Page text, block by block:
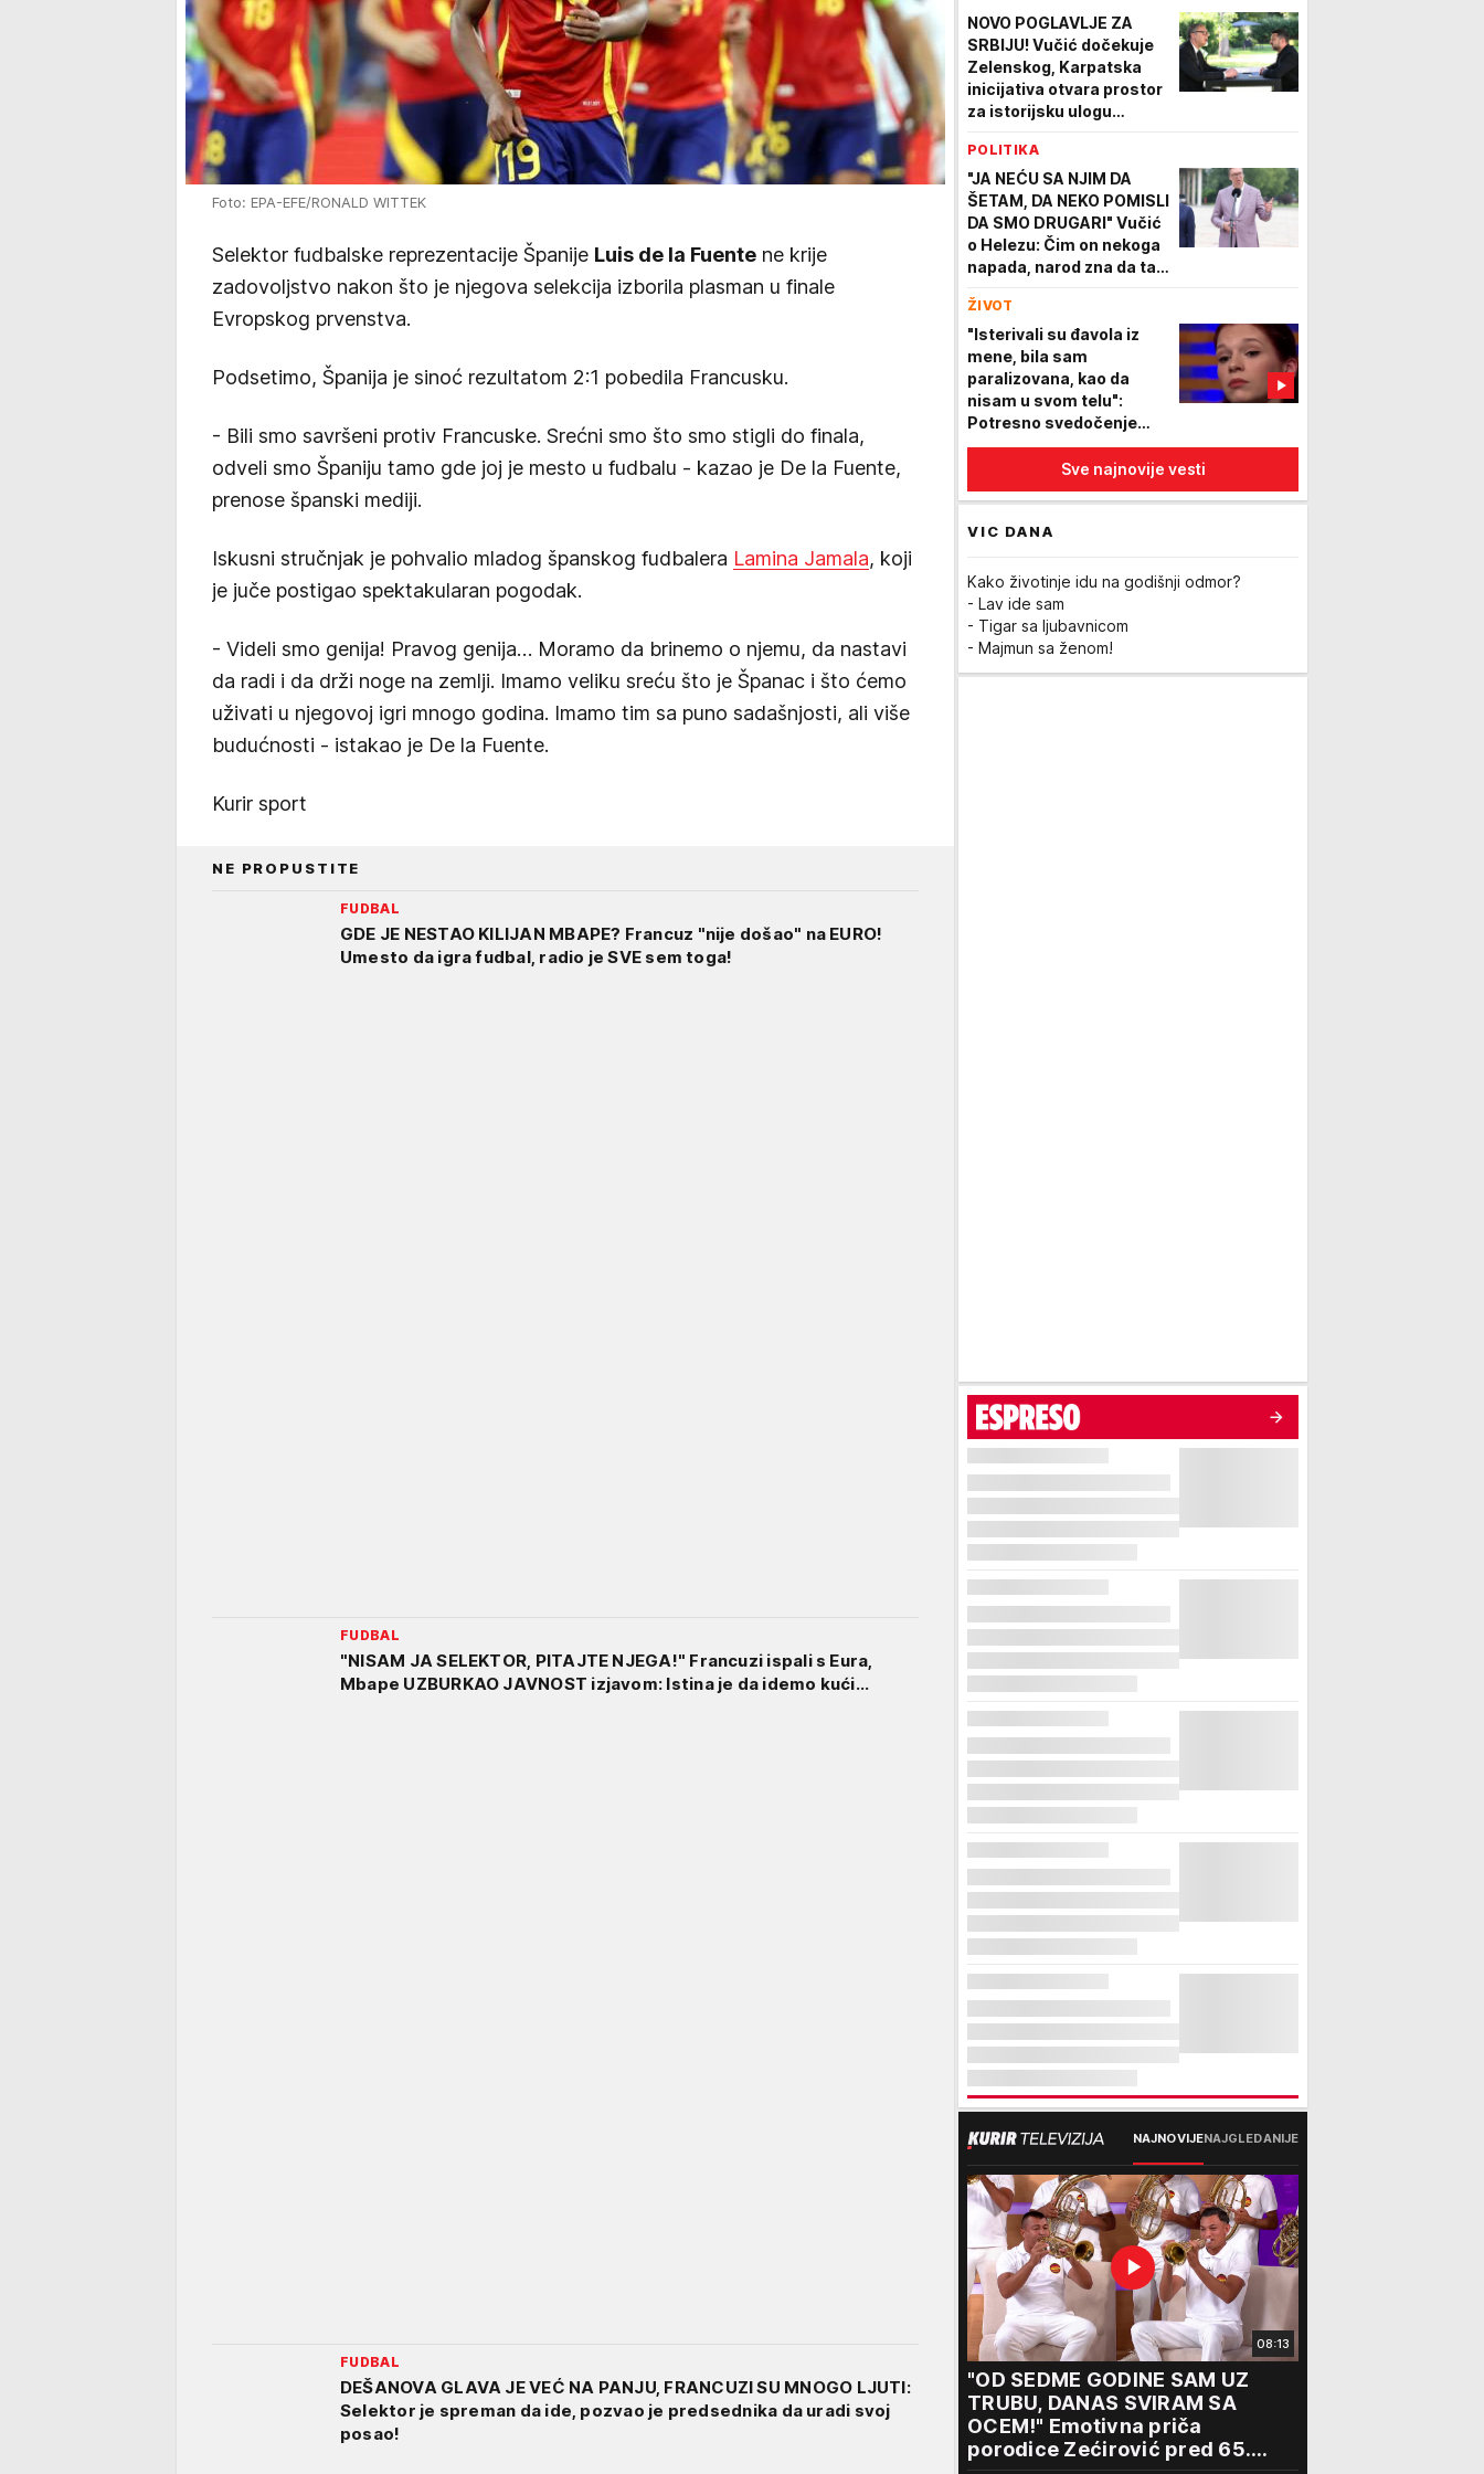
Foto: EPA-EFE/RONALD WITTEK
Selektor fudbalske reprezentacije Španije Luis de la Fuente ne krije
zadovoljstvo nakon što je njegova selekcija izborila plasman u finale
Evropskog prvenstva.
Podsetimo, Španija je sinoć rezultatom 2:1 pobedila Francusku.
- Bili smo savršeni protiv Francuske. Srećni smo što smo stigli do finala,
odveli smo Španiju tamo gde joj je mesto u fudbalu - kazao je De la Fuente,
prenose španski mediji.
Iskusni stručnjak je pohvalio mladog španskog fudbalera Lamina Jamala, koji
je juče postigao spektakularan pogodak.
- Videli smo genija! Pravog genija… Moramo da brinemo o njemu, da nastavi
da radi i da drži noge na zemlji. Imamo veliku sreću što je Španac i što ćemo
uživati u njegovoj igri mnogo godina. Imamo tim sa puno sadašnjosti, ali više
budućnosti - istakao je De la Fuente.
Kurir sport
NE PROPUSTITE
FUDBAL
GDE JE NESTAO KILIJAN MBAPE? Francuz "nije došao" na EURO!
Umesto da igra fudbal, radio je SVE sem toga!
FUDBAL
"NISAM JA SELEKTOR, PITAJTE NJEGA!" Francuzi ispali s Eura,
Mbape UZBURKAO JAVNOST izjavom: Istina je da idemo kući...
FUDBAL
DEŠANOVA GLAVA JE VEĆ NA PANJU, FRANCUZI SU MNOGO LJUTI:
Selektor je spreman da ide, pozvao je predsednika da uradi svoj
posao!
odgovorio Hrvatima
NOVO POGLAVLJE ZA
SRBIJU! Vučić dočekuje
Zelenskog, Karpatska
inicijativa otvara prostor
za istorijsku ulogu
može da bude MOST
EVROPE
POLITIKA
"JA NEĆU SA NJIM DA
ŠETAM, DA NEKO POMISLI
DA SMO DRUGARI" Vučić
o Helezu: Čim on nekoga
napada, narod zna da taj
ŽIVOT
"Isterivali su đavola iz
mene, bila sam
paralizovana, kao da
nisam u svom telu":
Potresno svedočenje
Hrvatice o sekti, oglasila
se i njena majka tvrdi da
laže
Sve najnovije vesti
VIC DANA
Kako životinje idu na godišnji odmor?
- Lav ide sam
- Tigar sa ljubavnicom
- Majmun sa ženom!
NAJNOVIJENAJGLEDANIJE
08:13
"OD SEDME GODINE SAM UZ
TRUBU, DANAS SVIRAM SA
OCEM!" Emotivna priča
porodice Zećirović pred 65.